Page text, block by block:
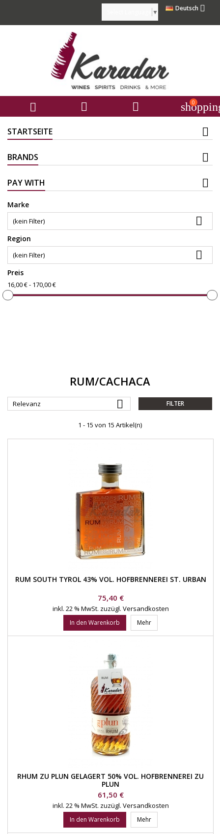
Deutsch 
▼
   0
STARTSEITE
BRANDS
PAY WITH
Marke
(kein Filter) 
Region
(kein Filter) 
Preis
16,00 € - 170,00 €
RUM/CACHACA
Relevanz  FILTER
1 - 15 von 15 Artikel(n)
RUM SOUTH TYROL 43% VOL. HOFBRENNEREI ST. URBAN
Preis
75,40 €
inkl. 22 % MwSt. zuzügl. Versandkosten
In den Warenkorb Mehr
RHUM ZU PLUN GELAGERT 50% VOL. HOFBRENNEREI ZU
PLUN
Preis
61,50 €
inkl. 22 % MwSt. zuzügl. Versandkosten
In den Warenkorb Mehr